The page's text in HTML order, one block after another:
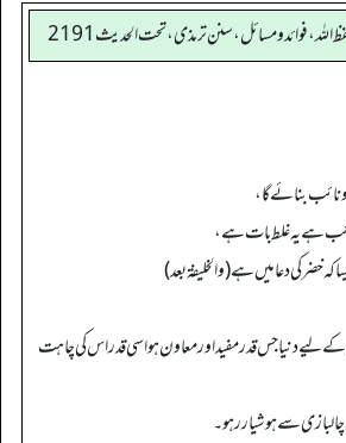
اللہ، فوائد و مسائل، سنن ترمذی، تحت الحديث 2191
بنائے گا،
ہے یہ غلط بات ہے،
خضرکی دعامیں ہے (والخلیفةبعد)
دنیا جس قدر مفید اور معاون ہو اسی قدر اس کی چاہت
سے ہوشیار رہو۔